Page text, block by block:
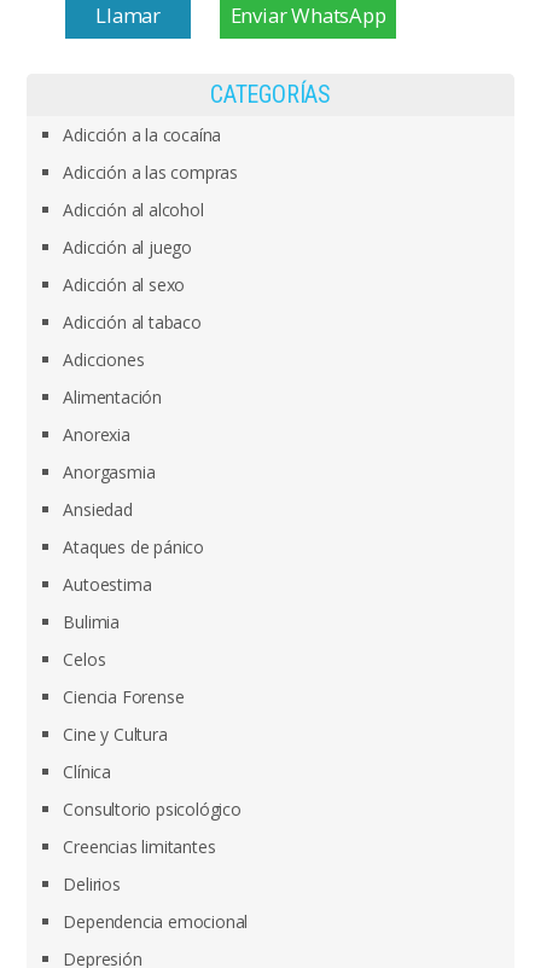
Llamar Enviar WhatsApp
CATEGORÍAS
Adicción a la cocaína
Adicción a las compras
Adicción al alcohol
Adicción al juego
Adicción al sexo
Adicción al tabaco
Adicciones
Alimentación
Anorexia
Anorgasmia
Ansiedad
Ataques de pánico
Autoestima
Bulimia
Celos
Ciencia Forense
Cine y Cultura
Clínica
Consultorio psicológico
Creencias limitantes
Delirios
Dependencia emocional
Depresión